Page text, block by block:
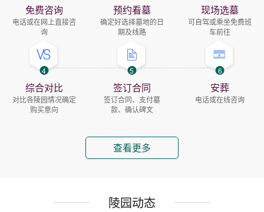
免费咨询
电话或在网上直接咨
询
预约看墓
确定好选择墓地的日
期及线路
现场选墓
可自驾或乘坐免费班
车前往
4
综合对比
对比各陵园情况确定
购买意向
5
签订合同
签订合同、支付墓
款、确认碑文
6
安葬
电话或在线咨询
查看更多
陵园动态